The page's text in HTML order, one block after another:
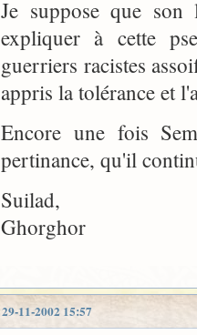
Je suppose que
expliquer à cette
guerriers racistes
appris la tolérance et
Encore une fois
pertinance, qu'il
Suilad,
Ghorghor
29-11-2002 15:57